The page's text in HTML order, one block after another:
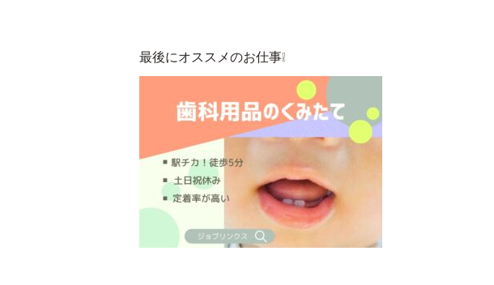
最後にオススメのお仕事❕